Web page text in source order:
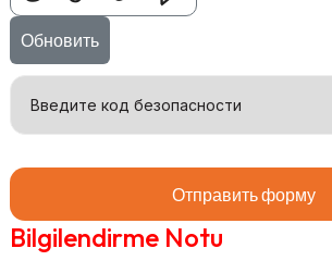
Обновить
Отправить форму
Bilgilendirme Notu